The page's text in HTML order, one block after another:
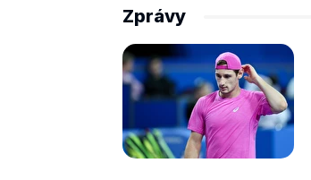
Zprávy